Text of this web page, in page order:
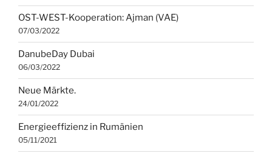
OST-WEST-Kooperation: Ajman (VAE)
07/03/2022
DanubeDay Dubai
06/03/2022
Neue Märkte.
24/01/2022
Energieeffizienz in Rumänien
05/11/2021